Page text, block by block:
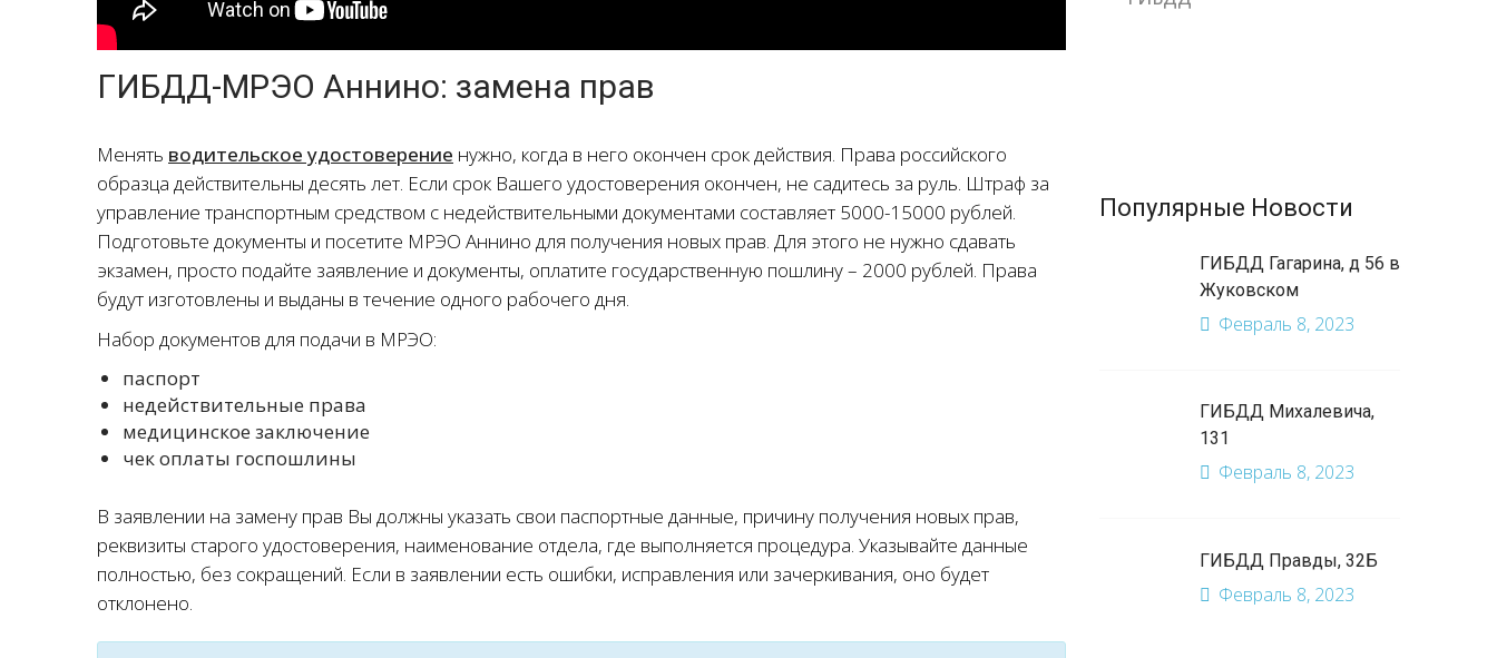
ГИБДД-МРЭО Аннино: замена прав
Менять водительское удостоверение нужно, когда в него окончен срок действия. Права российского
образца действительны десять лет. Если срок Вашего удостоверения окончен, не садитесь за руль. Штраф за
управление транспортным средством с недействительными документами составляет 5000-15000 рублей.
Подготовьте документы и посетите МРЭО Аннино для получения новых прав. Для этого не нужно сдавать
экзамен, просто подайте заявление и документы, оплатите государственную пошлину – 2000 рублей. Права
будут изготовлены и выданы в течение одного рабочего дня.
Набор документов для подачи в МРЭО:
паспорт
недействительные права
медицинское заключение
чек оплаты госпошлины
В заявлении на замену прав Вы должны указать свои паспортные данные, причину получения новых прав,
реквизиты старого удостоверения, наименование отдела, где выполняется процедура. Указывайте данные
полностью, без сокращений. Если в заявлении есть ошибки, исправления или зачеркивания, оно будет
отклонено.
Популярные Новости
ГИБДД Гагарина, д 56 в
Жуковском
Февраль 8, 2023
ГИБДД Михалевича,
131
Февраль 8, 2023
ГИБДД Правды, 32Б
Февраль 8, 2023